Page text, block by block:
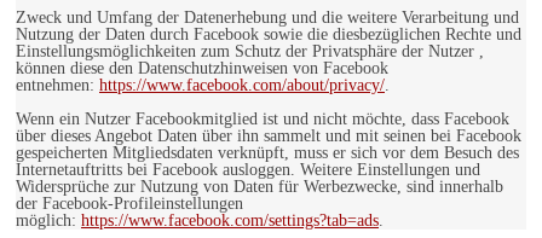
Zweck und Umfang der Datenerhebung und die weitere Verarbeitung und
Nutzung der Daten durch Facebook sowie die diesbezüglichen Rechte und
Einstellungsmöglichkeiten zum Schutz der Privatsphäre der Nutzer ,
können diese den Datenschutzhinweisen von Facebook
entnehmen: https://www.facebook.com/about/privacy/.
Wenn ein Nutzer Facebookmitglied ist und nicht möchte, dass Facebook
über dieses Angebot Daten über ihn sammelt und mit seinen bei Facebook
gespeicherten Mitgliedsdaten verknüpft, muss er sich vor dem Besuch des
Internetauftritts bei Facebook ausloggen. Weitere Einstellungen und
Widersprüche zur Nutzung von Daten für Werbezwecke, sind innerhalb
der Facebook-Profileinstellungen
möglich: https://www.facebook.com/settings?tab=ads.